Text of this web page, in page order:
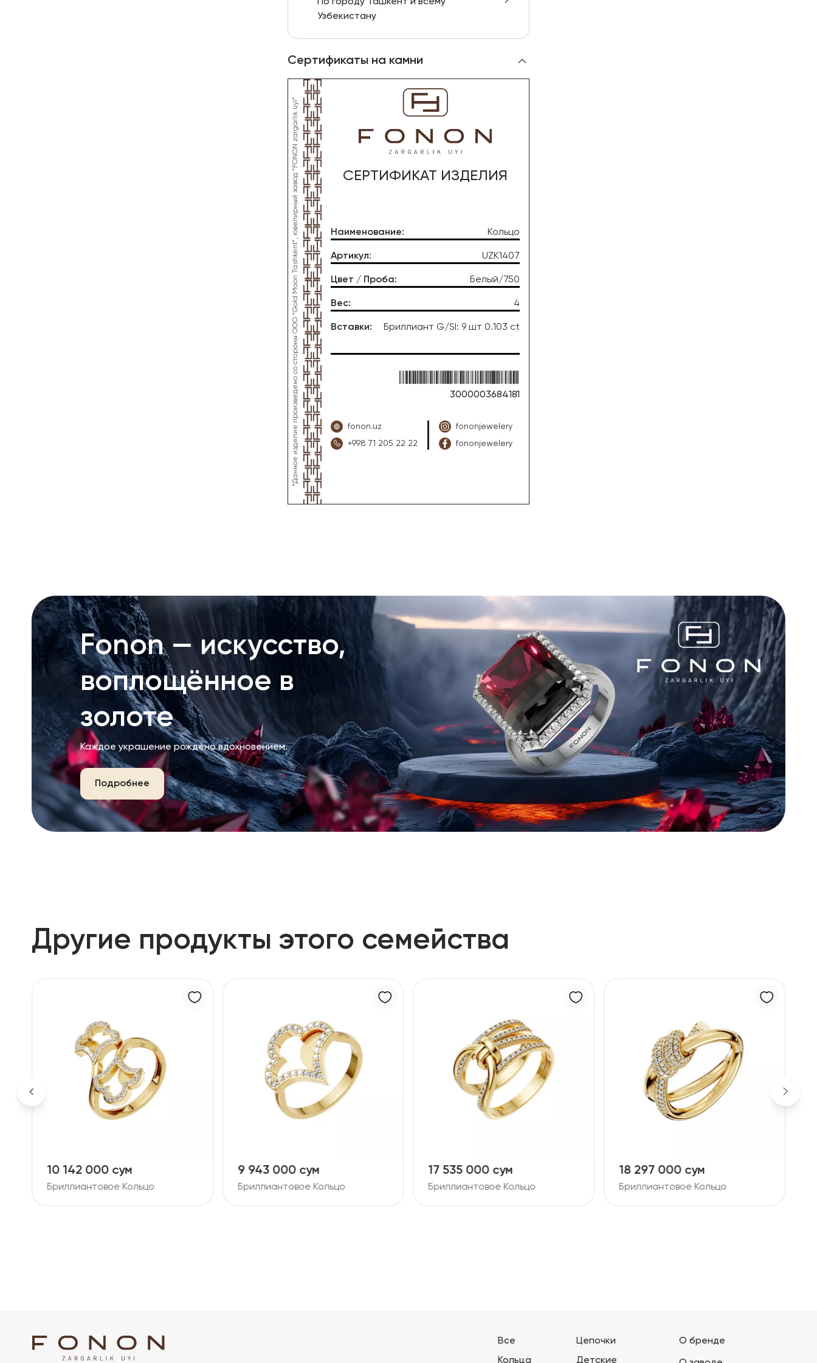
Узбекистану
Сертификаты на камни
*Данное изделие произведено со стороны OOO “Gold Moon Tashkent”, ювелирный завод “FONON zargarlik uyi” СЕРТИФИКАТ ИЗДЕЛИЯ
Наименование: Кольцо
Артикул: UZK1407
Цвет / Проба: Белый/750
Вес: 4
Вставки: Бриллиант G/SI: 9 шт 0.103 ct
3000003684181
fonon.uz
+998 71 205 22 22
fononjewelery
fononjewelery
Fonon — искусство,
воплощённое в
золоте
Каждое украшение рождено вдохновением.
Подробнее
Другие продукты этого семейства
10 142 000 сум
Бриллиантовое Кольцо
9 943 000 сум
Бриллиантовое Кольцо
17 535 000 сум
Бриллиантовое Кольцо
18 297 000 сум
Бриллиантовое Кольцо
Все
Кольца
Цепочки
Детские
О бренде